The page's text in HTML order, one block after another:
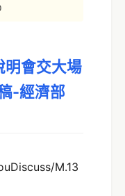
明會交大場
-經濟部
M.13